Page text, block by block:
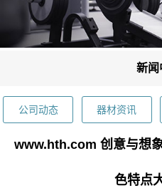
新闻
公司动态 器材资讯
www.hth.com 创意与想
色特点